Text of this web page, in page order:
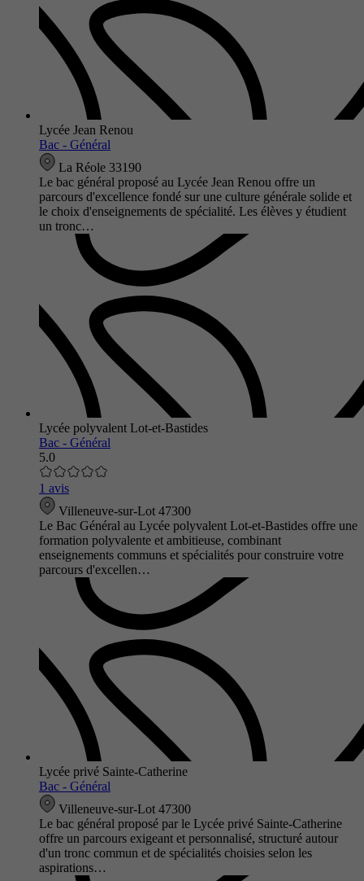
Lycée Jean Renou
Bac - Général
La Réole 33190
Le bac général proposé au Lycée Jean Renou offre un
parcours d'excellence fondé sur une culture générale solide et
le choix d'enseignements de spécialité. Les élèves y étudient
un tronc…
Lycée polyvalent Lot-et-Bastides
Bac - Général
5.0
1 avis
Villeneuve-sur-Lot 47300
Le Bac Général au Lycée polyvalent Lot-et-Bastides offre une
formation polyvalente et ambitieuse, combinant
enseignements communs et spécialités pour construire votre
parcours d'excellen…
Lycée privé Sainte-Catherine
Bac - Général
Villeneuve-sur-Lot 47300
Le bac général proposé par le Lycée privé Sainte-Catherine
offre un parcours exigeant et personnalisé, structuré autour
d'un tronc commun et de spécialités choisies selon les
aspirations…